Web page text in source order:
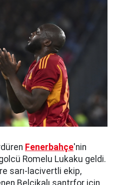
Fenerbahçe'nin
Romelu Lukaku geldi.
sarı-lacivertli ekip,
Belçikalı santrfor için